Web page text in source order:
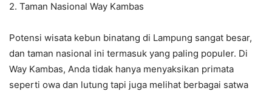
2. Taman Nasional Way Kambas
Potensi wisata kebun binatang di Lampung sangat besar,
dan taman nasional ini termasuk yang paling populer. Di
Way Kambas, Anda tidak hanya menyaksikan primata
seperti owa dan lutung tapi juga melihat berbagai satwa